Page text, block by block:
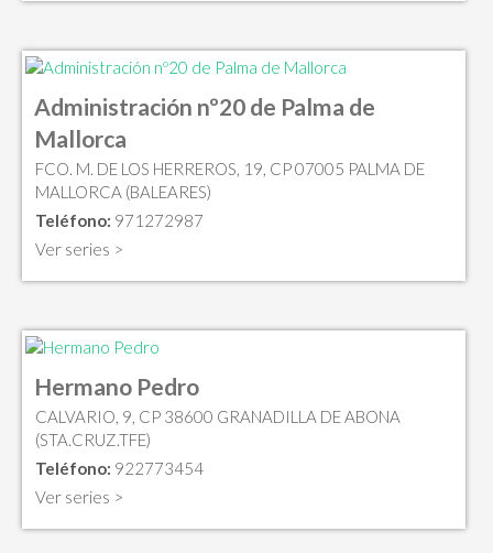
Administración nº20 de Palma de
Mallorca
FCO. M. DE LOS HERREROS, 19, CP 07005 PALMA DE
MALLORCA (BALEARES)
Teléfono: 971272987
Ver series >
Hermano Pedro
CALVARIO, 9, CP 38600 GRANADILLA DE ABONA
(STA.CRUZ.TFE)
Teléfono: 922773454
Ver series >